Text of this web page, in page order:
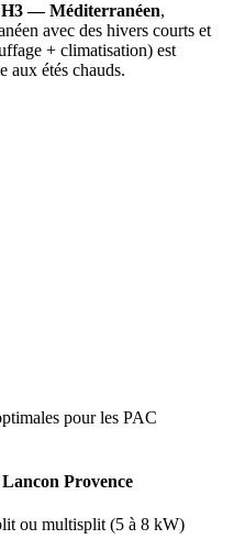
H3 — Méditerranéen,
avec des hivers courts et
+ climatisation) est
aux étés chauds.
pour les PAC
Lancon Provence
ou multisplit (5 à 8 kW)